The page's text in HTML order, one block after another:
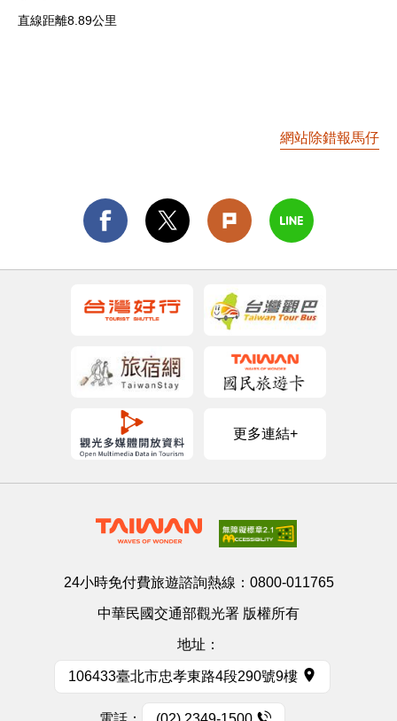
直線距離8.89公里
網站除錯報馬仔
更多連結+
24小時免付費旅遊諮詢熱線： 0800-011765
中華民國交通部觀光署 版權所有
地址：
106433臺北市忠孝東路4段290號9樓